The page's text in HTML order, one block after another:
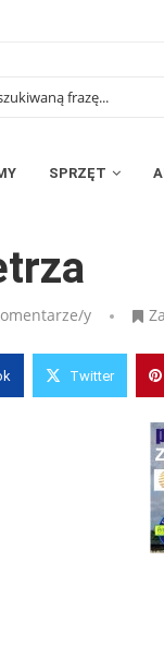
SPRZĘT
y
Twitter